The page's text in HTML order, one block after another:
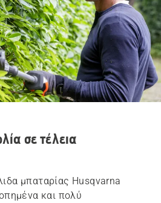
σε τέλεια
μπαταρίας Husqvarna
και πολύ